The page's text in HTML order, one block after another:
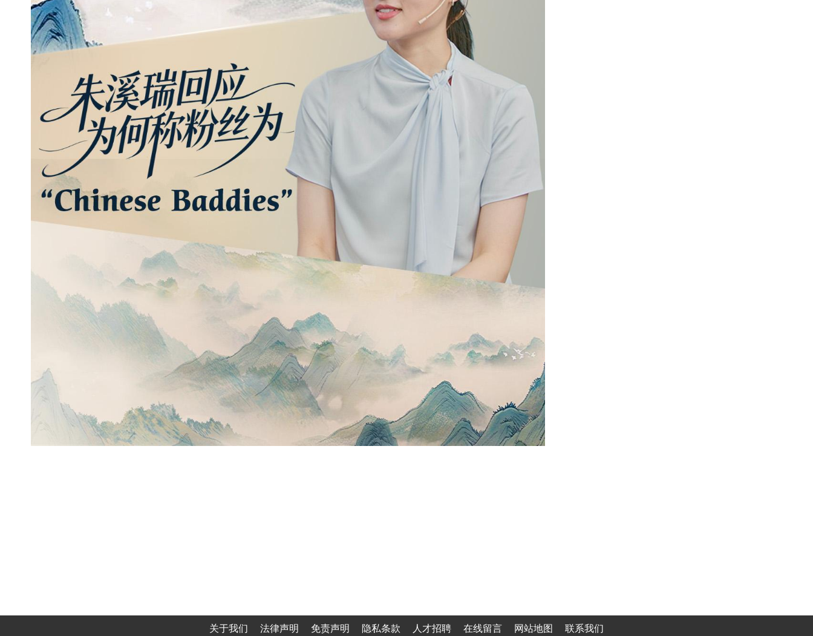
关于我们 法律声明 免责声明 隐私条款 人才招聘 在线留言 网站地图 联系我们